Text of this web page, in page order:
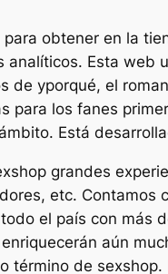
obtener en la
analíticos. Esta web
de yporqué, el
para los fanes
Está
grandes
etc. Contamos
el país con más
aún
término de